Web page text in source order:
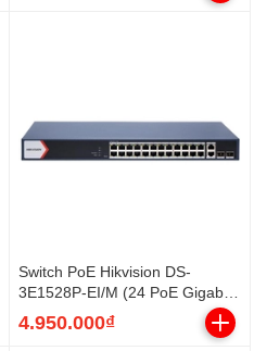
Switch PoE Hikvision DS-
3E1528P-EI/M (24 PoE Gigabit,
2 uplink Gigabit, 2 SFP, 230W)
4.950.000₫